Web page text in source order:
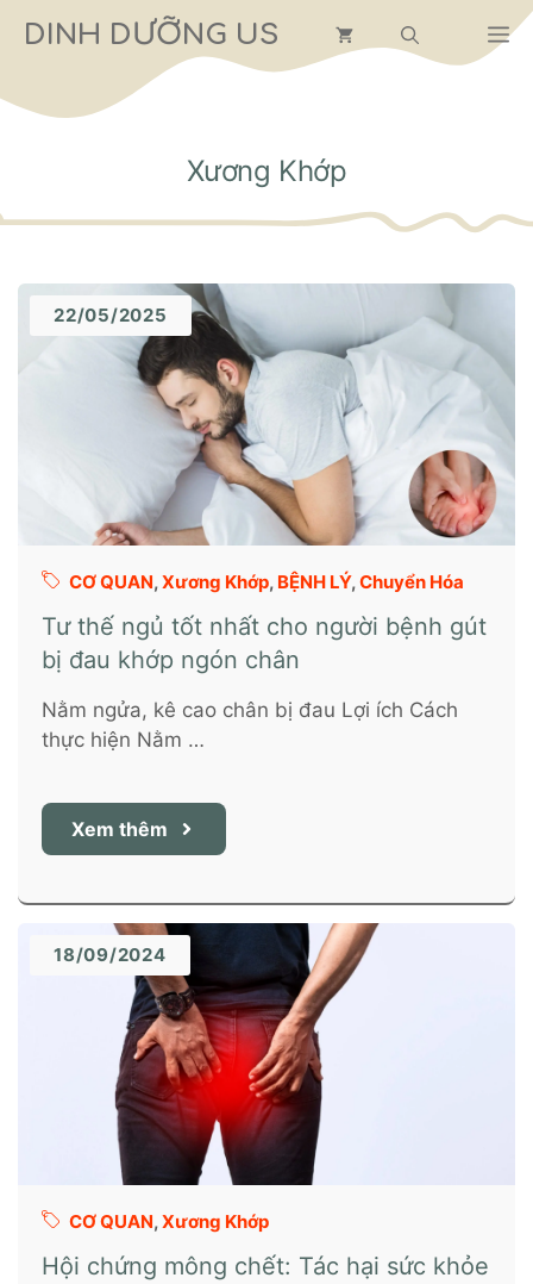
đến
dung
DINH DƯỠNG US
Xương Khớp
22/05/2025
CƠ QUAN,Xương Khớp, BỆNH LÝ,Chuyển Hóa
Tư thế ngủ tốt nhất cho người bệnh gút
bị đau khớp ngón chân
Nằm ngửa, kê cao chân bị đau Lợi ích Cách
thực hiện Nằm …
Xem thêm
18/09/2024
CƠ QUAN,Xương Khớp
Hội chứng mông chết: Tác hại sức khỏe